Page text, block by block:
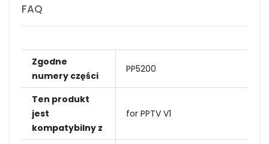
FAQ
Zgodne
numery części
PP5200
Ten produkt
jest
kompatybilny z
for PPTV V1